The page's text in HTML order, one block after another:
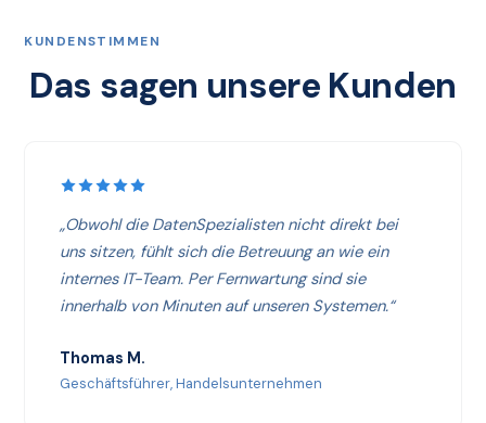
KUNDENSTIMMEN
Das sagen unsere Kunden
„Obwohl die DatenSpezialisten nicht direkt bei
uns sitzen, fühlt sich die Betreuung an wie ein
internes IT-Team. Per Fernwartung sind sie
innerhalb von Minuten auf unseren Systemen.“
Thomas M.
Geschäftsführer, Handelsunternehmen